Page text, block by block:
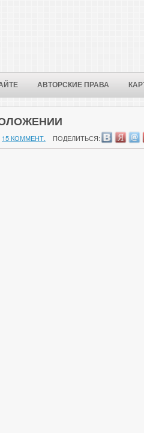
АВТОРСКИЕ ПРАВА
15 КОММЕНТ. ПОДЕЛИТЬСЯ: